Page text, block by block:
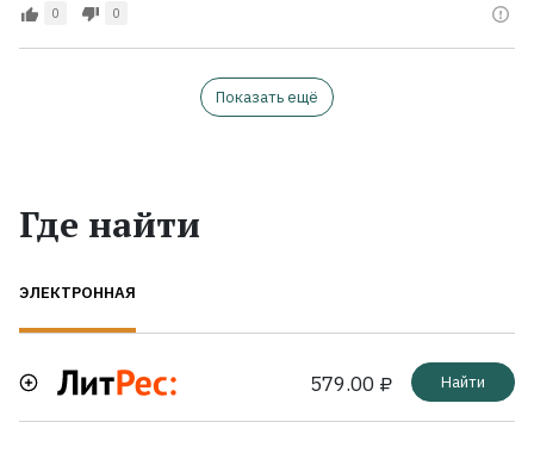
0 0
Показать ещё
Где найти
ЭЛЕКТРОННАЯ
579.00 ₽ Найти